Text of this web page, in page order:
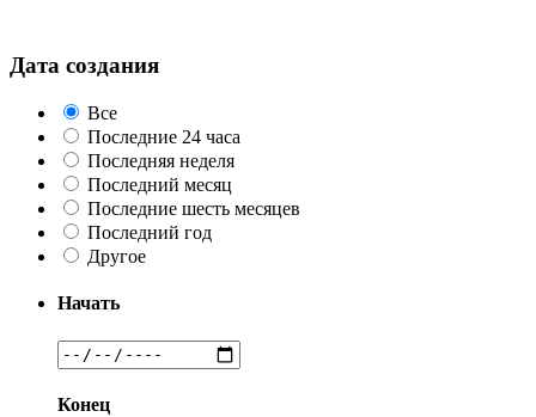
Дата создания
Все
Последние 24 часа
Последняя неделя
Последний месяц
Последние шесть месяцев
Последний год
Другое
Начать
Конец